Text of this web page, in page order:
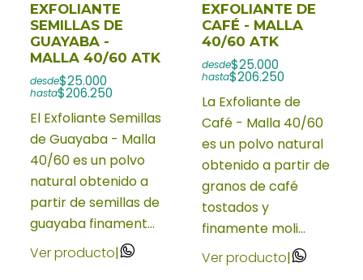
EXFOLIANTE
SEMILLAS DE
GUAYABA -
MALLA 40/60 ATK
desde$25.000
hasta$206.250
El Exfoliante Semillas
de Guayaba - Malla
40/60 es un polvo
natural obtenido a
partir de semillas de
guayaba finament...
Ver producto|
EXFOLIANTE DE
CAFÉ - MALLA
40/60 ATK
desde$25.000
hasta$206.250
La Exfoliante de
Café - Malla 40/60
es un polvo natural
obtenido a partir de
granos de café
tostados y
finamente moli...
Ver producto|